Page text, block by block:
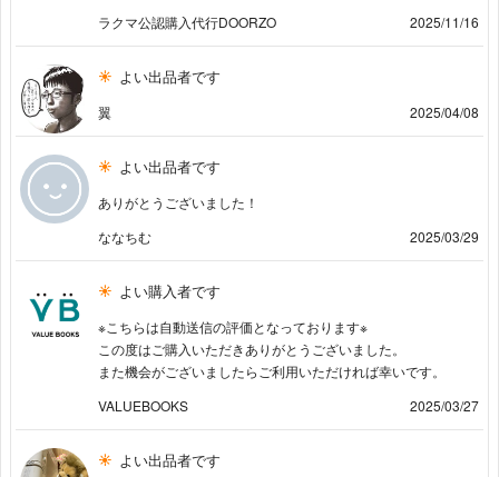
ラクマ公認購入代行DOORZO
2025/11/16
よい出品者です
翼 2025/04/08
よい出品者です
ありがとうございました！
ななちむ
2025/03/29
よい購入者です
※こちらは自動送信の評価となっております※
この度はご購入いただきありがとうございました。
また機会がございましたらご利用いただければ幸いです。
VALUEBOOKS
2025/03/27
よい出品者です